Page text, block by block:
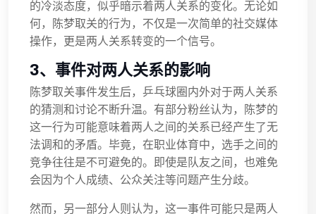
的冷淡态度，似乎暗示着两人关系的变化。无论如
何，陈梦取关的行为，不仅是一次简单的社交媒体
操作，更是两人关系转变的一个信号。
3、事件对两人关系的影响
陈梦取关事件发生后，乒乓球圈内外对于两人关系
的猜测和讨论不断升温。有部分粉丝认为，陈梦的
这一行为可能意味着两人之间的关系已经产生了无
法调和的矛盾。毕竟，在职业体育中，选手之间的
竞争往往是不可避免的。即使是队友之间，也难免
会因为个人成绩、公众关注等问题产生分歧。
然而，另一部分人则认为，这一事件可能只是两人